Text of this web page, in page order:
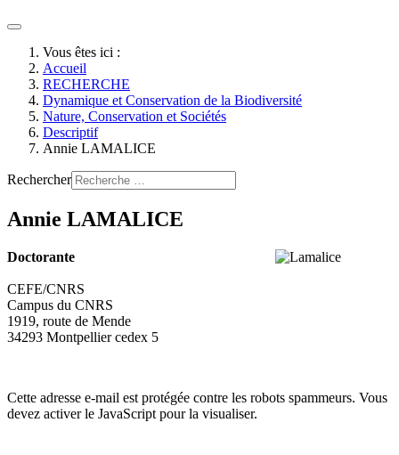
Vous êtes ici :
Accueil
RECHERCHE
Dynamique et Conservation de la Biodiversité
Nature, Conservation et Sociétés
Descriptif
Annie LAMALICE
Rechercher
Annie LAMALICE
Doctorante
CEFE/CNRS
Campus du CNRS
1919, route de Mende
34293 Montpellier cedex 5
Cette adresse e-mail est protégée contre les robots spammeurs. Vous
devez activer le JavaScript pour la visualiser.